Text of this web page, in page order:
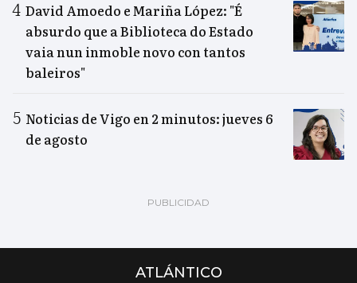
David Amoedo e Mariña López: "É
absurdo que a Biblioteca do Estado
vaia nun inmoble novo con tantos
baleiros"
Noticias de Vigo en 2 minutos: jueves 6
de agosto
ATLÁNTICO